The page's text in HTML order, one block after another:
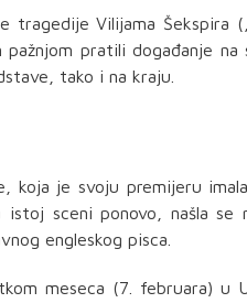
Vilijama Šekspira
pažnjom pratili događanje na
tako i na kraju.
koja je svoju premijeru
istoj sceni ponovo, našla se
engleskog pisca.
meseca (7. februara) u